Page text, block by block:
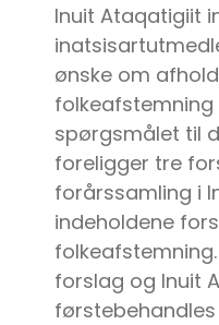
Inuit Ataqatigiit
ønske om
spørgsmålet til
foreligger tre
forårssamling i
indeholdene
forslag og Inuit